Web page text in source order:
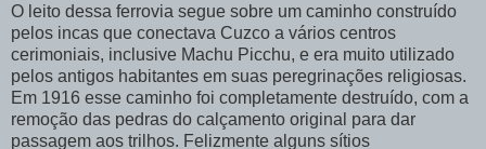
O leito dessa ferrovia segue sobre um caminho construído
pelos incas que conectava Cuzco a vários centros
cerimoniais, inclusive Machu Picchu, e era muito utilizado
pelos antigos habitantes em suas peregrinações religiosas.
Em 1916 esse caminho foi completamente destruído, com a
remoção das pedras do calçamento original para dar
passagem aos trilhos. Felizmente alguns sítios